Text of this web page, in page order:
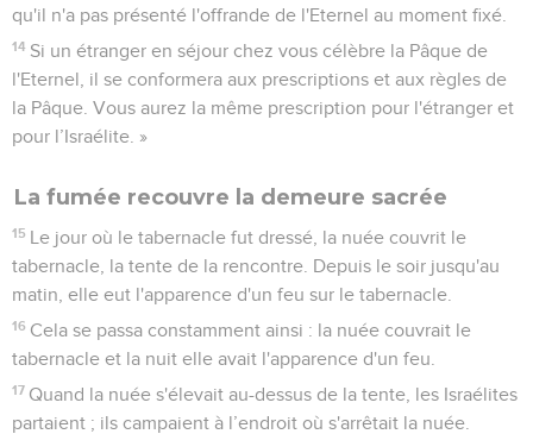
qu'il n'a pas présenté l'offrande de l'Eternel au moment fixé.
14 Si un étranger en séjour chez vous célèbre la Pâque de
l'Eternel, il se conformera aux prescriptions et aux règles de
la Pâque. Vous aurez la même prescription pour l'étranger et
pour l’Israélite. »
La fumée recouvre la demeure sacrée
15 Le jour où le tabernacle fut dressé, la nuée couvrit le
tabernacle, la tente de la rencontre. Depuis le soir jusqu'au
matin, elle eut l'apparence d'un feu sur le tabernacle.
16 Cela se passa constamment ainsi : la nuée couvrait le
tabernacle et la nuit elle avait l'apparence d'un feu.
17 Quand la nuée s'élevait au-dessus de la tente, les Israélites
partaient ; ils campaient à l’endroit où s'arrêtait la nuée.